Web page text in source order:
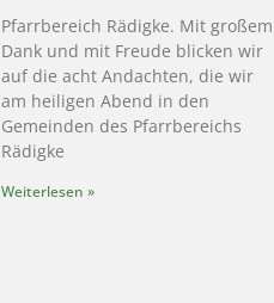
Pfarrbereich Rädigke. Mit großem
Dank und mit Freude blicken wir
auf die acht Andachten, die wir
am heiligen Abend in den
Gemeinden des Pfarrbereichs
Rädigke
Weiterlesen »